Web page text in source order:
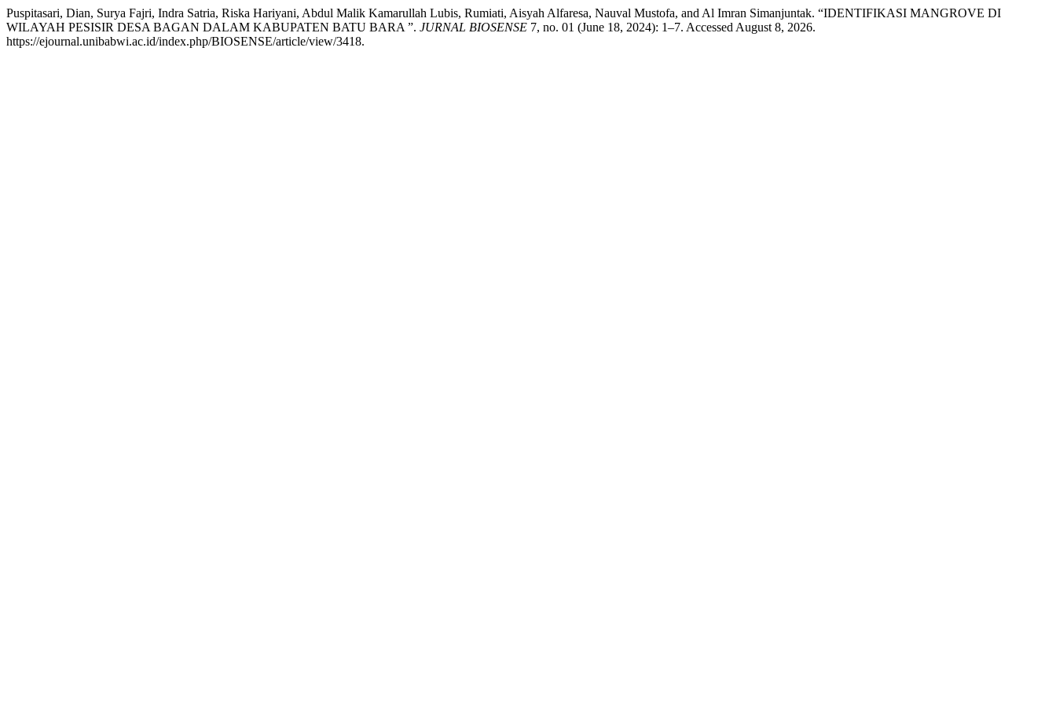
Puspitasari, Dian, Surya Fajri, Indra Satria, Riska Hariyani, Abdul Malik Kamarullah Lubis, Rumiati, Aisyah Alfaresa, Nauval Mustofa, and Al Imran Simanjuntak. “IDENTIFIKASI MANGROVE DI
WILAYAH PESISIR DESA BAGAN DALAM KABUPATEN BATU BARA ”. JURNAL BIOSENSE 7, no. 01 (June 18, 2024): 1–7. Accessed August 8, 2026.
https://ejournal.unibabwi.ac.id/index.php/BIOSENSE/article/view/3418.